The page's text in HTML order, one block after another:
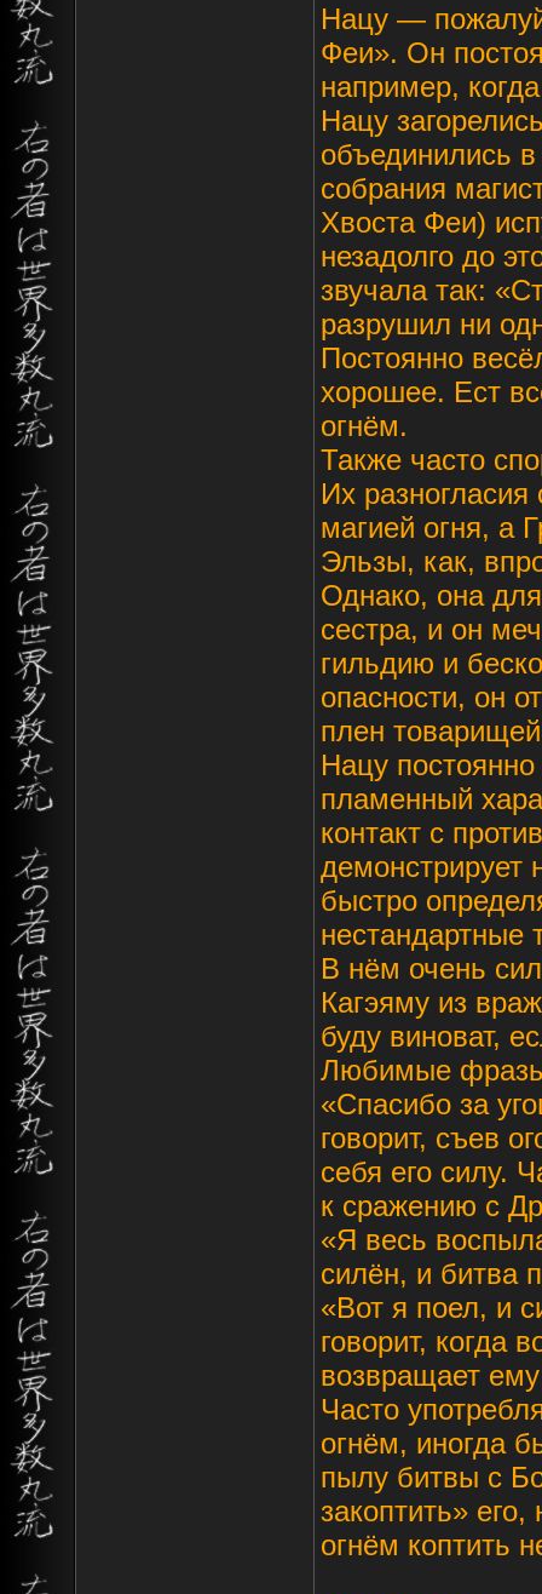
Нацу —
Феи». Он
например,
Нацу
объединились
собрания
Хвоста Феи)
незадолго до
звучала так:
разрушил ни
Постоянно
хорошее. Ест
огнём.
Также часто
Их
магией огня, а
Эльзы, как,
Однако, она
сестра, и он
гильдию и
опасности, он
плен
Нацу постоянно
пламенный
контакт с
демонстрирует
быстро
нестандартные
В нём очень
Кагэяму из
буду виноват,
Любимые
«Спасибо за
говорит, съев
себя его силу.
к сражению с
«Я весь
силён, и битва
«Вот я поел, и
говорит, когда
возвращает
Часто
огнём, иногда
пылу битвы с
закоптить»
огнём коптить